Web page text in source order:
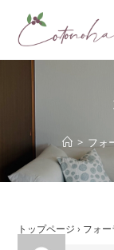
> フォ
トップページ › フォー